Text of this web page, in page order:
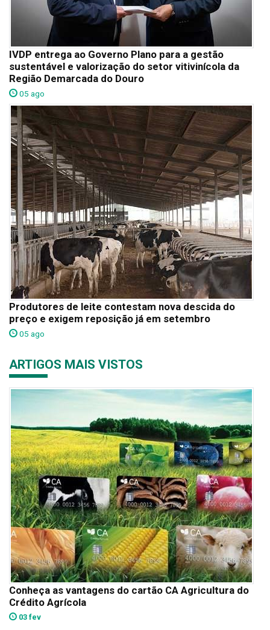
IVDP entrega ao Governo Plano para a gestão
sustentável e valorização do setor vitivinícola da
Região Demarcada do Douro
05 ago
Produtores de leite contestam nova descida do
preço e exigem reposição já em setembro
05 ago
ARTIGOS MAIS VISTOS
Conheça as vantagens do cartão CA Agricultura do
Crédito Agrícola
03 fev